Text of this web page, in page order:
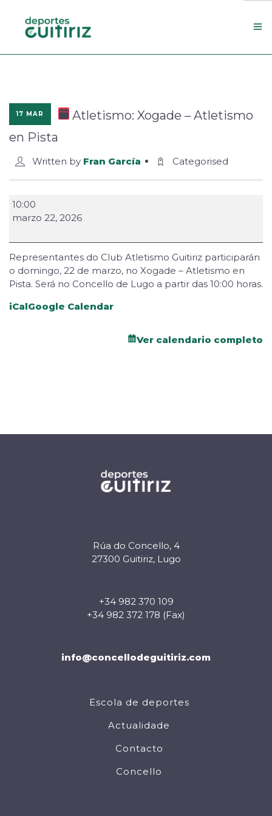
Actualidade
Contacto
Concello
17 MAR
Atletismo: Xogade – Atletismo
en Pista
Written by Fran García Categorised
10:00
marzo 22, 2026
Representantes do Club Atletismo Guitiriz participarán
o domingo, 22 de marzo, no Xogade – Atletismo en
Pista. Será no Concello de Lugo a partir das 10:00 horas.
iCalGoogle Calendar
Ver calendario completo
Rúa do Concello, 4
27300 Guitiriz, Lugo
+34 982 370 109
+34 982 372 178 (Fax)
info@concellodeguitiriz.com
Escola de deportes
Actualidade
Contacto
Concello